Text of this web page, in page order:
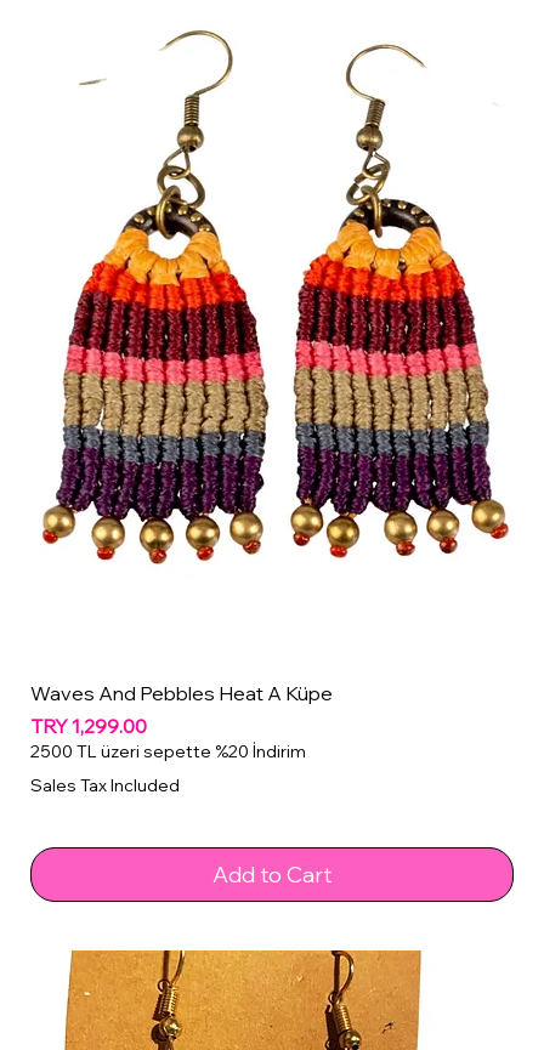
Waves And Pebbles Heat A Küpe
Price
TRY 1,299.00
2500 TL üzeri sepette %20 İndirim
Sales Tax Included
Add to Cart